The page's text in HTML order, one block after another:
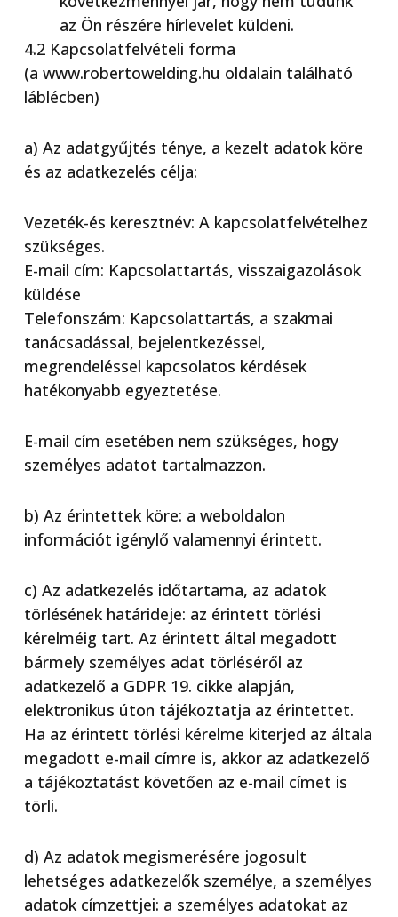
az Ön részére hírlevelet küldeni.
4.2 Kapcsolatfelvételi forma
(a www.robertowelding.hu oldalain található
láblécben)
a) Az adatgyűjtés ténye, a kezelt adatok köre
és az adatkezelés célja:
Vezeték-és keresztnév: A kapcsolatfelvételhez
szükséges.
E-mail cím: Kapcsolattartás, visszaigazolások
küldése
Telefonszám: Kapcsolattartás, a szakmai
tanácsadással, bejelentkezéssel,
megrendeléssel kapcsolatos kérdések
hatékonyabb egyeztetése.
E-mail cím esetében nem szükséges, hogy
személyes adatot tartalmazzon.
b) Az érintettek köre: a weboldalon
információt igénylő valamennyi érintett.
c) Az adatkezelés időtartama, az adatok
törlésének határideje: az érintett törlési
kérelméig tart. Az érintett által megadott
bármely személyes adat törléséről az
adatkezelő a GDPR 19. cikke alapján,
elektronikus úton tájékoztatja az érintettet.
Ha az érintett törlési kérelme kiterjed az általa
megadott e-mail címre is, akkor az adatkezelő
a tájékoztatást követően az e-mail címet is
törli.
d) Az adatok megismerésére jogosult
lehetséges adatkezelők személye, a személyes
adatok címzettjei: a személyes adatokat az